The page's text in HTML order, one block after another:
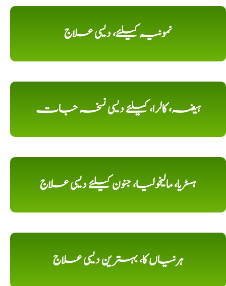
نمونیہ کیلئے، دیسی علاج
ہیضہ، کالرا، کیلئے دیسی نسخہ جات
ہسٹریا، مالیخولیا، جنون کیلئے دیسی علاج
ہرنیاں کا، بہترین دیسی علاج